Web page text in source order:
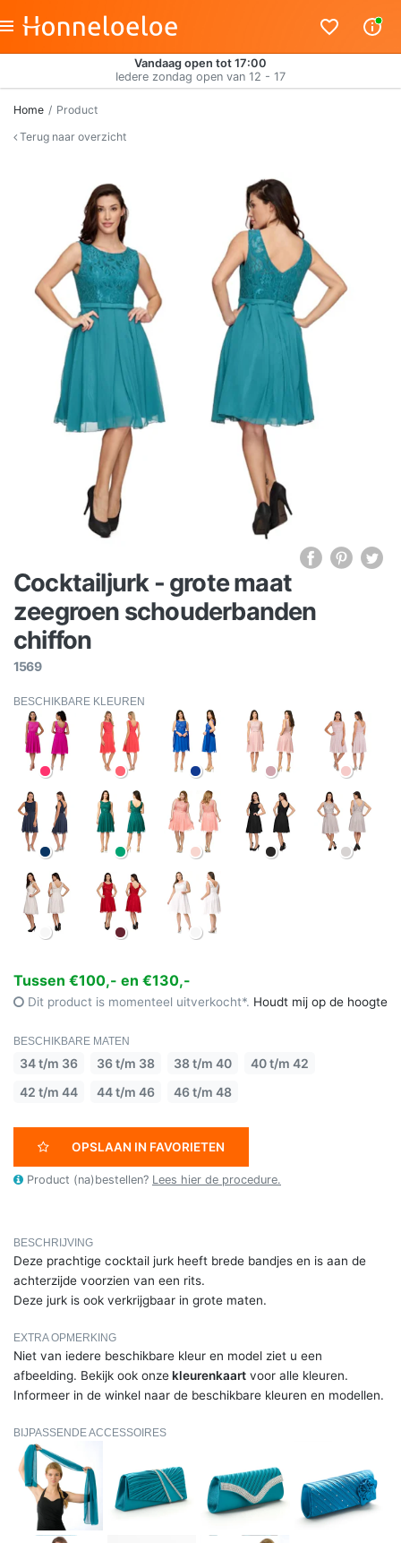
Vandaag open tot 17:00
Iedere zondag open van 12 - 17
Home
Product
Terug naar overzicht
Cocktailjurk - grote maat
zeegroen schouderbanden
chiffon
1569
BESCHIKBARE KLEUREN
Tussen €100,- en €130,-
Dit product is momenteel uitverkocht*. Houdt mij op de hoogte
BESCHIKBARE MATEN
34 t/m 36 36 t/m 38 38 t/m 40
40 t/m 42
42 t/m 44
44 t/m 46 46 t/m 48
OPSLAAN IN FAVORIETEN
Product (na)bestellen? Lees hier de procedure.
BESCHRIJVING
Deze prachtige cocktail jurk heeft brede bandjes en is aan de
achterzijde voorzien van een rits.
Deze jurk is ook verkrijgbaar in grote maten.
EXTRA OPMERKING
Niet van iedere beschikbare kleur en model ziet u een
afbeelding. Bekijk ook onzekleurenkaart voor alle kleuren.
Informeer in de winkel naar de beschikbare kleuren en modellen.
BIJPASSENDE ACCESSOIRES